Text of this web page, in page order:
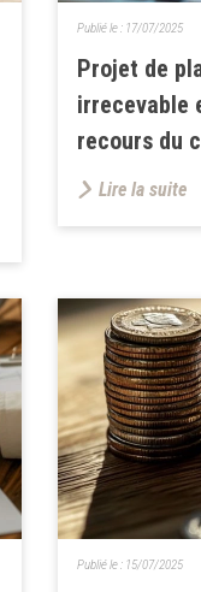
Projet de
irrecevable
recours du
Publié le : 17/07/2025
Lire la suite
Publié le : 15/07/2025